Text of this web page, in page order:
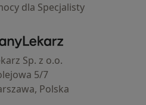
dla Specjalisty
ZnanyLekarz - Strona główna
Sp. z o.o.
5/7
Polska